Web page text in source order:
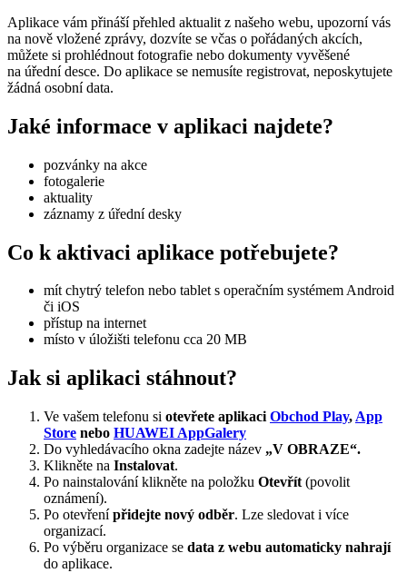
Aplikace vám přináší přehled aktualit z našeho webu, upozorní vás
na nově vložené zprávy, dozvíte se včas o pořádaných akcích,
můžete si prohlédnout fotografie nebo dokumenty vyvěšené
na úřední desce. Do aplikace se nemusíte registrovat, neposkytujete
žádná osobní data.
Jaké informace v aplikaci najdete?
pozvánky na akce
fotogalerie
aktuality
záznamy z úřední desky
Co k aktivaci aplikace potřebujete?
mít chytrý telefon nebo tablet s operačním systémem Android
či iOS
přístup na internet
místo v úložišti telefonu cca 20 MB
Jak si aplikaci stáhnout?
Ve vašem telefonu si otevřete aplikaci Obchod Play, App
Store nebo HUAWEI AppGalery
Do vyhledávacího okna zadejte název „V OBRAZE“.
Klikněte na Instalovat.
Po nainstalování klikněte na položku Otevřít (povolit
oznámení).
Po otevřenípřidejte nový odběr. Lze sledovat i více
organizací.
Po výběru organizace se data z webu automaticky nahrají
do aplikace.